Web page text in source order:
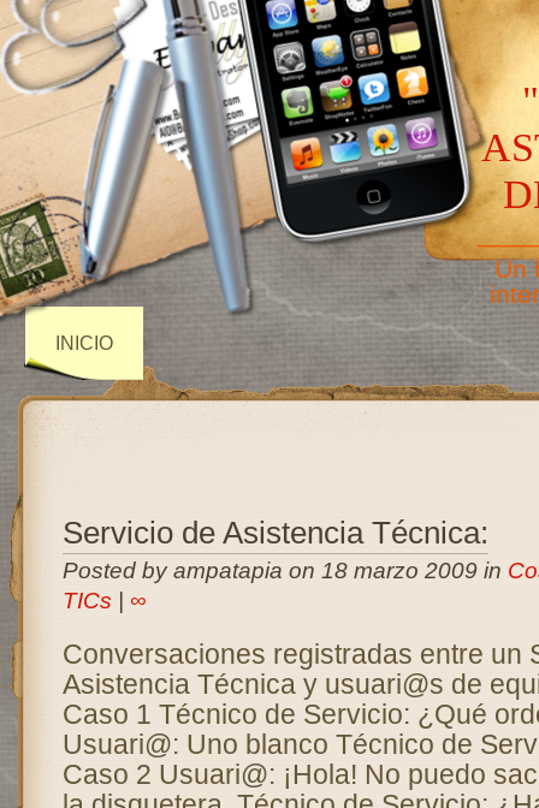
Un
INICIO
Servicio de Asistencia Técnica:
Posted by ampatapia on 18 marzo 2009 in
TICs
∞
Conversaciones registradas entre un
Asistencia Técnica y usuari@s de
Caso 1 Técnico de Servicio: ¿Qué
Usuari@: Uno blanco Técnico de
Caso 2 Usuari@: ¡Hola! No puedo